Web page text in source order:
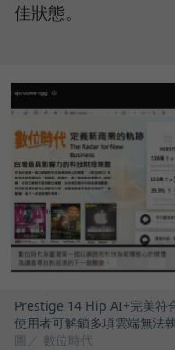
佳狀態。
Prestige 14 Flip AI+完美符
使用者可解鎖多項雲端無法
圖／ 數位時代